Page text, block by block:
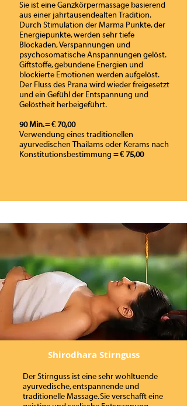
Sie ist eine Ganzkörpermassage basierend
aus einer jahrtausendealten Tradition.
Durch Stimulation der Marma Punkte, der
Energiepunkte, werden sehr tiefe
Blockaden, Verspannungen und
psychosomatische Anspannungen gelöst.
Giftstoffe, gebundene Energien und
blockierte Emotionen werden aufgelöst.
Der Fluss des Prana wird wieder freigesetzt
und ein Gefühl der Entspannung und
Gelöstheit herbeigeführt.
90 Min. = € 70,00
Verwendung eines traditionellen
ayurvedischen Thailams oder Kerams nach
Konstitutionsbestimmung=€ 75,00
Shirodhara Stirnguss
Der Stirnguss ist eine sehr wohltuende
ayurvedische, entspannende und
traditionelle Massage. Sie verschafft eine